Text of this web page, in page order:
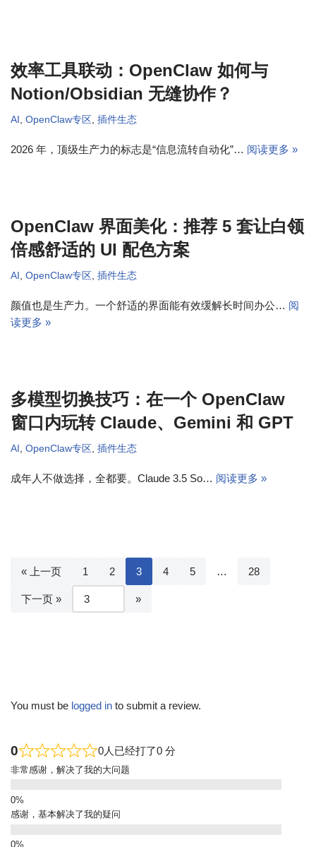
效率工具联动：OpenClaw 如何与
Notion/Obsidian 无缝协作？
AI , OpenClaw专区 , 插件生态
2026 年，顶级生产力的标志是“信息流转自动化”… 阅读更多 »
OpenClaw 界面美化：推荐 5 套让白领
倍感舒适的 UI 配色方案
AI , OpenClaw专区 , 插件生态
颜值也是生产力。一个舒适的界面能有效缓解长时间办公… 阅
读更多 »
多模型切换技巧：在一个 OpenClaw
窗口内玩转 Claude、Gemini 和 GPT
AI , OpenClaw专区 , 插件生态
成年人不做选择，全都要。Claude 3.5 So… 阅读更多 »
« 上一页 1 2 3 4 5 … 28
下一页 »
You must be logged in to submit a review.
0 0人已经打了0 分
非常感谢，解决了我的大问题
感谢，基本解决了我的疑问